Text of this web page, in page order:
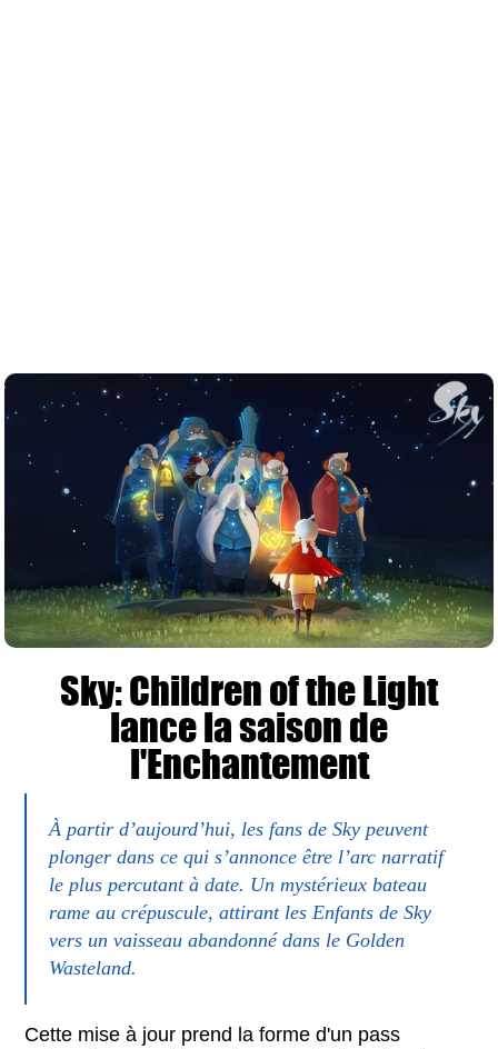
Sky: Children of the Light
lance la saison de
l'Enchantement
À partir d’aujourd’hui, les fans de Sky peuvent
plonger dans ce qui s’annonce être l’arc narratif
le plus percutant à date. Un mystérieux bateau
rame au crépuscule, attirant les Enfants de Sky
vers un vaisseau abandonné dans le Golden
Wasteland.
Cette mise à jour prend la forme d'un pass